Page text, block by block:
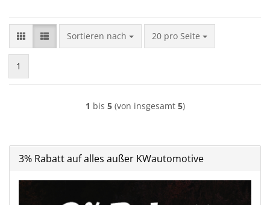
Sortieren nach
Sortieren nach 20 pro Seite
pro Seite
1
1 bis 5(von insgesamt 5)
3% Rabatt auf alles außer KWautomotive